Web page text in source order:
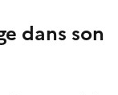
dans son